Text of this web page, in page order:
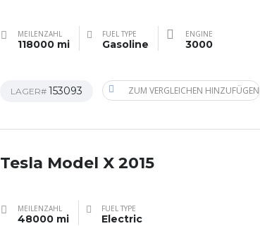
MEILENZAHL
118000 mi
FUEL TYPE
Gasoline
ENGINE
3000
LAGER# 153093 ZUM VERGLEICHEN HINZUFÜGEN
Tesla Model X 2015
MEILENZAHL
48000 mi
FUEL TYPE
Electric